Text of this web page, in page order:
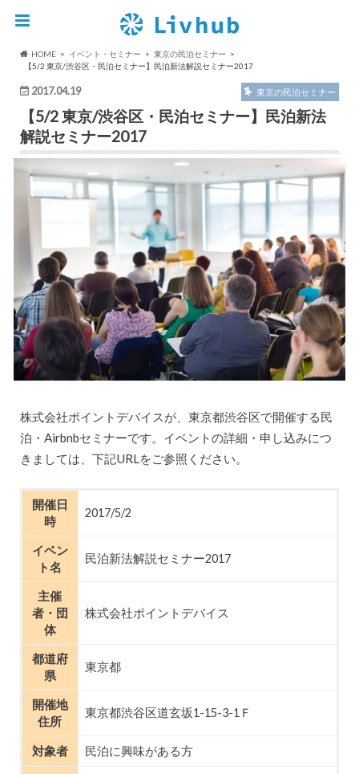
HOME イベント・セミナー
東京の民泊セミナー
【5/2 東京/渋谷区・民泊セミナー】民泊新法解説セミナー2017
2017.04.19 東京の民泊セミナー
【5/2 東京/渋谷区・民泊セミナー】民泊新法
解説セミナー2017
株式会社ポイントデバイスが、東京都渋谷区で開催する民
泊・Airbnbセミナーです。イベントの詳細・申し込みにつ
きましては、下記URLをご参照ください。
開催日
時
2017/5/2
イベン
ト名
民泊新法解説セミナー2017
主催
者・団
体
株式会社ポイントデバイス
都道府
県
東京都
開催地
住所
東京都渋谷区道玄坂1-15-3-1Ｆ
対象者 民泊に興味がある方